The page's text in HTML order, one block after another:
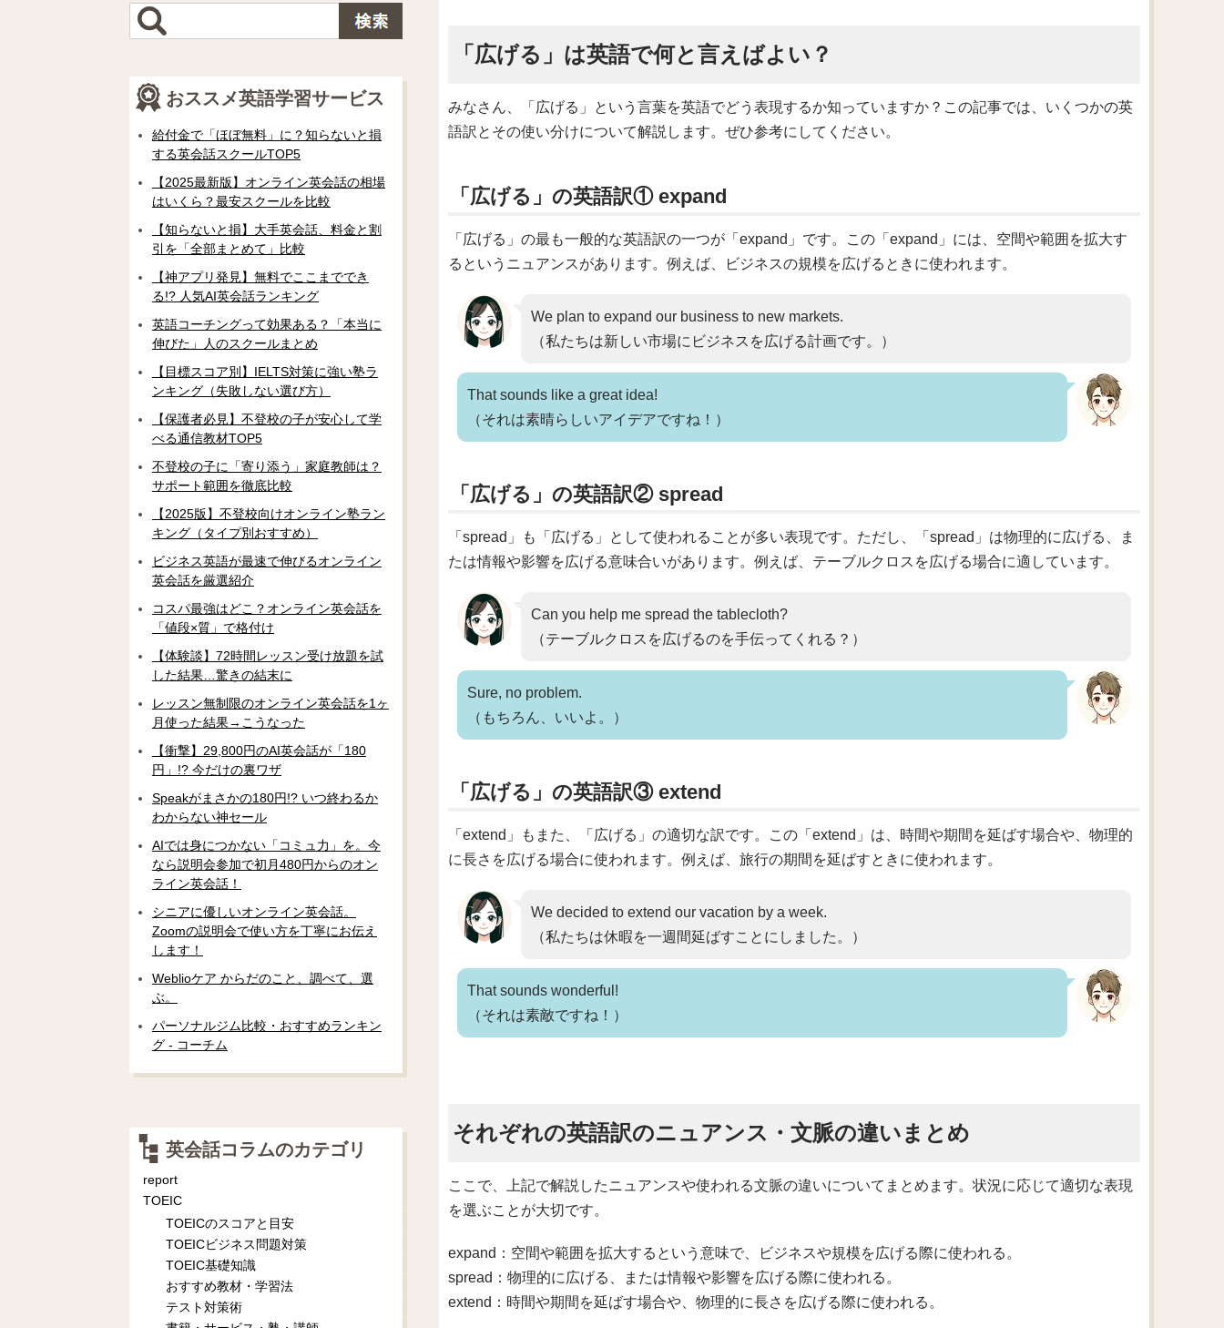
e
「広げる」は英語で何と言えばよい？
みなさん、「広げる」という言葉を英語でどう表現するか知っていますか？この記事では、いくつかの英
語訳とその使い分けについて解説します。ぜひ参考にしてください。
「広げる」の英語訳① expand
「広げる」の最も一般的な英語訳の一つが「expand」です。この「expand」には、空間や範囲を拡大す
るというニュアンスがあります。例えば、ビジネスの規模を広げるときに使われます。
We plan to expand our business to new markets.
（私たちは新しい市場にビジネスを広げる計画です。）
That sounds like a great idea!
（それは素晴らしいアイデアですね！）
「広げる」の英語訳② spread
「spread」も「広げる」として使われることが多い表現です。ただし、「spread」は物理的に広げる、ま
たは情報や影響を広げる意味合いがあります。例えば、テーブルクロスを広げる場合に適しています。
Can you help me spread the tablecloth?
（テーブルクロスを広げるのを手伝ってくれる？）
Sure, no problem.
（もちろん、いいよ。）
「広げる」の英語訳③ extend
「extend」もまた、「広げる」の適切な訳です。この「extend」は、時間や期間を延ばす場合や、物理的
に長さを広げる場合に使われます。例えば、旅行の期間を延ばすときに使われます。
We decided to extend our vacation by a week.
（私たちは休暇を一週間延ばすことにしました。）
That sounds wonderful!
（それは素敵ですね！）
それぞれの英語訳のニュアンス・文脈の違いまとめ
ここで、上記で解説したニュアンスや使われる文脈の違いについてまとめます。状況に応じて適切な表現
を選ぶことが大切です。
expand：空間や範囲を拡大するという意味で、ビジネスや規模を広げる際に使われる。
spread：物理的に広げる、または情報や影響を広げる際に使われる。
extend：時間や期間を延ばす場合や、物理的に長さを広げる際に使われる。
おススメ英語学習サービス
給付金で「ほぼ無料」に？知らないと損
する英会話スクールTOP5
【2025最新版】オンライン英会話の相場
はいくら？最安スクールを比較
【知らないと損】大手英会話、料金と割
引を「全部まとめて」比較
【神アプリ発見】無料でここまででき
る!? 人気AI英会話ランキング
英語コーチングって効果ある？「本当に
伸びた」人のスクールまとめ
【目標スコア別】IELTS対策に強い塾ラ
ンキング（失敗しない選び方）
【保護者必見】不登校の子が安心して学
べる通信教材TOP5
不登校の子に「寄り添う」家庭教師は？
サポート範囲を徹底比較
【2025版】不登校向けオンライン塾ラン
キング（タイプ別おすすめ）
ビジネス英語が最速で伸びるオンライン
英会話を厳選紹介
コスパ最強はどこ？オンライン英会話を
「値段×質」で格付け
【体験談】72時間レッスン受け放題を試
した結果…驚きの結末に
レッスン無制限のオンライン英会話を1ヶ
月使った結果→こうなった
【衝撃】29,800円のAI英会話が「180
円」!? 今だけの裏ワザ
Speakがまさかの180円!? いつ終わるか
わからない神セール
AIでは身につかない「コミュ力」を。今
なら説明会参加で初月480円からのオン
ライン英会話！
シニアに優しいオンライン英会話。
Zoomの説明会で使い方を丁寧にお伝え
します！
Weblioケア からだのこと、調べて、選
ぶ。
パーソナルジム比較・おすすめランキン
グ - コーチム
英会話コラムのカテゴリ
report
TOEIC
TOEICのスコアと目安
TOEICビジネス問題対策
TOEIC基礎知識
おすすめ教材・学習法
テスト対策術